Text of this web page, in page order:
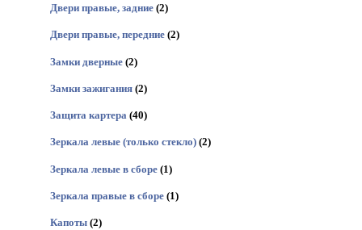
Двери правые, задние (2)
Двери правые, передние (2)
Замки дверные (2)
Замки зажигания (2)
Защита картера (40)
Зеркала левые (только стекло) (2)
Зеркала левые в сборе (1)
Зеркала правые в сборе (1)
Капоты (2)